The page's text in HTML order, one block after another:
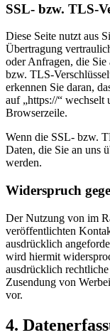
SSL- bzw. TLS-
Diese Seite nutzt aus
Übertragung
oder Anfragen, die Sie
bzw. TLS-
erkennen Sie daran,
auf „https://“ wechselt
Browserzeile.
Wenn die SSL- bzw.
Daten, die Sie an uns
werden.
Widerspruch
Der Nutzung von im
veröffentlichten
ausdrücklich
wird hiermit
ausdrücklich
Zusendung von
vor.
4.